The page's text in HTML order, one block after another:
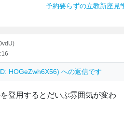
予約要らずの立教新座見
HOGeZwh6X56) への返信です
登用するとだいぶ雰囲気が変わ